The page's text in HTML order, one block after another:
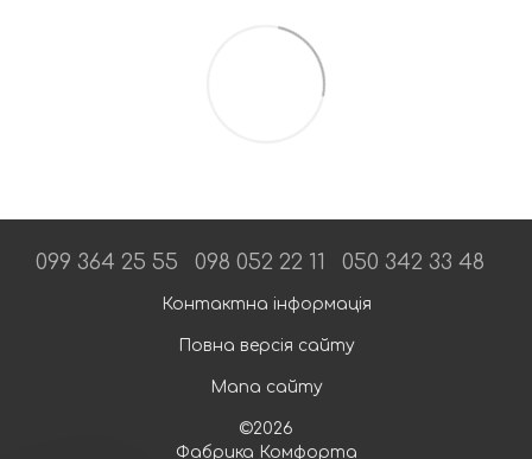
099 364 25 55 098 052 22 11 050 342 33 48
Контактна інформація
Повна версія сайту
Мапа сайту
©2026
Фабрика Комфорта